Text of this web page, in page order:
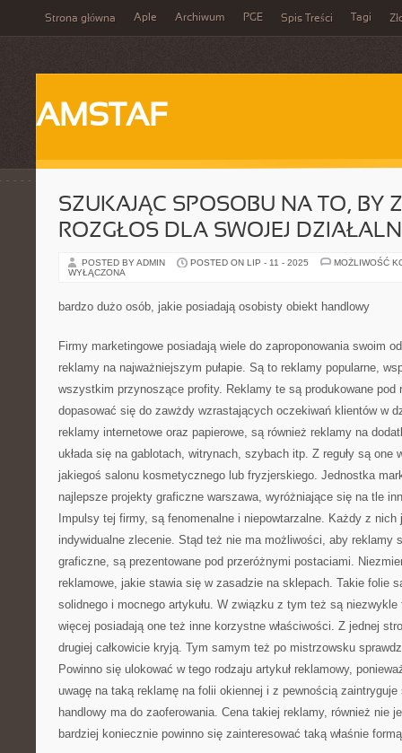
Strona główna Aple Archiwum PGE Spis Treści Tagi
AMSTAF
SZUKAJĄC SPOSOBU NA TO, BY
ROZGŁOS DLA SWOJEJ
POSTED BY ADMIN POSTED ON LIP - 11 - 2025
MOŻLIWOŚĆ
WYŁĄCZONA
bardzo dużo osób, jakie posiadają osobisty obiekt handlowy
Firmy marketingowe posiadają wiele do zaproponowania swoim
reklamy na najważniejszym pułapie. Są to reklamy popularne,
wszystkim przynoszące profity. Reklamy te są produkowane
dopasować się do zawżdy wzrastających oczekiwań klientów w
reklamy internetowe oraz papierowe, są również reklamy na
układa się na gablotach, witrynach, szybach itp. Z reguły są
jakiegoś salonu kosmetycznego lub fryzjerskiego. Jednostka
najlepsze projekty graficzne warszawa, wyróżniające się na tle
Impulsy tej firmy, są fenomenalne i niepowtarzalne. Każdy z nich
indywidualne zlecenie. Stąd też nie ma możliwości, aby reklamy
graficzne, są prezentowane pod przeróżnymi postaciami.
reklamowe, jakie stawia się w zasadzie na sklepach. Takie folie
solidnego i mocnego artykułu. W związku z tym też są niezwykle
więcej posiadają one też inne korzystne właściwości. Z jednej
drugiej całkowicie kryją. Tym samym też po mistrzowsku
Powinno się ulokować w tego rodzaju artykuł reklamowy,
uwagę na taką reklamę na folii okiennej i z pewnością
handlowy ma do zaoferowania. Cena takiej reklamy, również nie
bardziej koniecznie powinno się zainteresować taką właśnie